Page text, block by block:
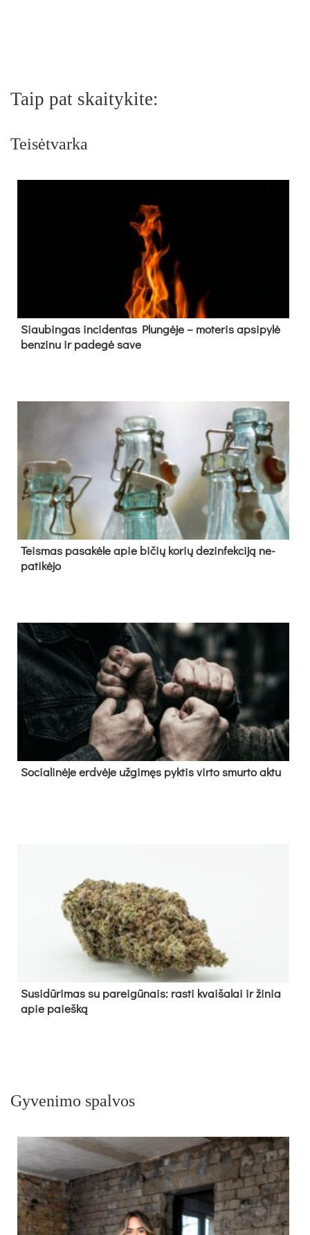
Taip pat skaitykite:
Teisėtvarka
Siau­bin­gas in­ci­den­tas Plun­gė­je – mo­te­ris ap­si­py­lė
ben­zi­nu ir pa­de­gė sa­ve
Teis­mas pa­sa­kė­le apie bi­čių ko­rių de­zin­fek­ci­ją ne­
pa­ti­kė­jo
So­cia­li­nė­je erd­vė­je už­gi­męs pyk­tis vir­to smur­to ak­tu
Su­si­dū­ri­mas su pa­rei­gū­nais: ras­ti kvai­ša­lai ir ži­nia
apie paieš­ką
Gyvenimo spalvos